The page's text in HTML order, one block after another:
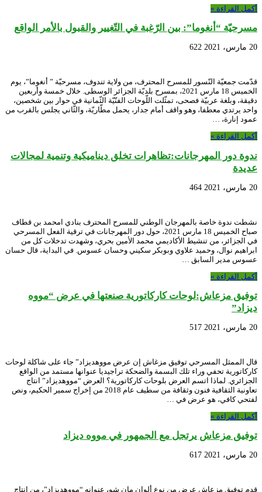
أكمل القراءة »
مسرحيّة “أنغوما”: بين الرّغبة في التّغيير والقبول بالأمر الواقع
20 مارس، 2021 622
قدّمت جمعيّة النّسور للمسرح المحترف، من ولاية تندوف، مسرحيّة ” أنغوما”، يوم
الخميس 18 مارس 2021، بمسرح بلديّة الجزائر الوسطى. خلال خمسة وأربعين
دقيقة، وبلغة عربيّة فصحى، تمثّلت اللّوحات الفنّيّة الثّمانية في حوار بين شخصين،
واحد يرتدي معطفا، وهو واقف أمام جدار، يحمل مطّاريّة، والثّاني يجلس بالقرب من
عمود إنارة، …
أكمل القراءة »
ندوة دور المهرجانات:تظاهرات تخلق ديناميكية وتنمية لمجالات
عديدة
20 مارس، 2021 464
نشطت ندوة خاصة بالمهرجان الوطني للمسرح المحترف بنادي امحمد بن قطاف
صباح الخميس 18 مارس 2021، حول دور المهرجانات في ترقية الفعل المسرحي
في الجزائر، من تنشيط الأكاديمي محمد الأمين بحري، وشهدت تدخلات كل من
ابراهيم نوال، وحميد علاوي وبوبكر سكيني وحسان عسوس. في البداية، قال حسان
عسوس مدير السابق …
أكمل القراءة »
توفيق مزعاش:لوحات كاركاتورية صنعتها في عرض “مووه
ديزاد”
20 مارس، 2021 517
قال الممثل المسرحي توفيق مزغاش إن عرض مووهديزاد” جاء على شاكلة لوحات
كاركاتورية تحفي وراء تلك البسمة والضحكة تراجيديا عنوانها مستمد من الواقع
الجزائري. لماذا اتسم العرض بلوحات كاركاتورية؟ العرض “مووهديزاد” انتاج
تعاونية الثقافية فنون وثقافة من سطيف عام 2018 من إخراج سمير الحكيم، ونص
لفتحي كافي، هو عرض في …
أكمل القراءة »
توفيق مزعاش يرتجل مع الجمهور في مووه ديزاد
20 مارس، 2021 617
قدم توفيق مزعاش عرض من نوع ألوان مان شو، عنوانه “مووهديزاد”، من انتاج